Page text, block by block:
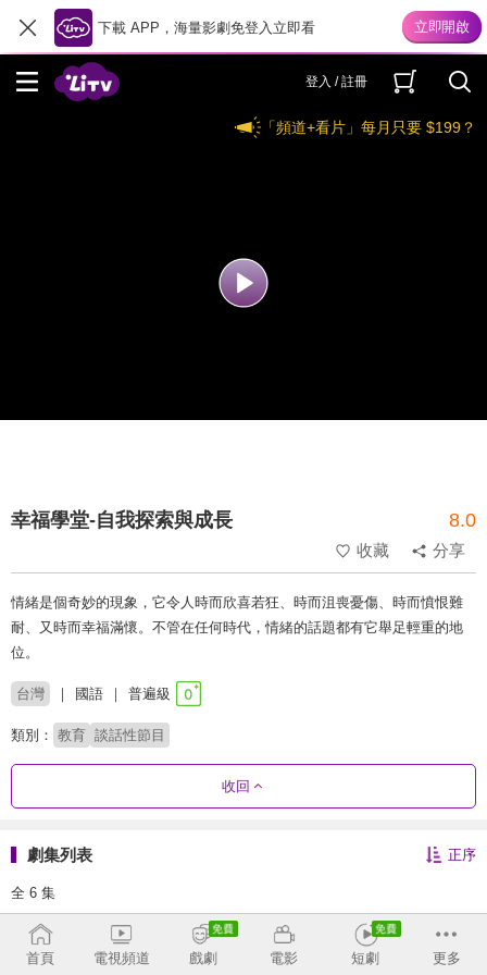
下載 APP，海量影劇免登入立即看
登入 / 註冊
「頻道+看片」每月只要 $199？
幸福學堂-自我探索與成長 8.0
收藏 分享
情緒是個奇妙的現象，它令人時而欣喜若狂、時而沮喪憂傷、時而憤恨難
耐、又時而幸福滿懷。不管在任何時代，情緒的話題都有它舉足輕重的地
位。
台灣 國語 普遍級
類別： 教育 談話性節目
收回
劇集列表 正序
全 6 集
首頁 電視頻道 戲劇 電影 短劇 更多